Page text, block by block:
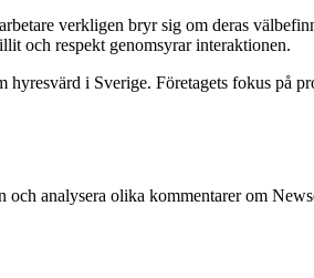
verkligen bryr sig om deras
och respekt genomsyrar interaktionen.
i Sverige. Företagets fokus på
analysera olika kommentarer om